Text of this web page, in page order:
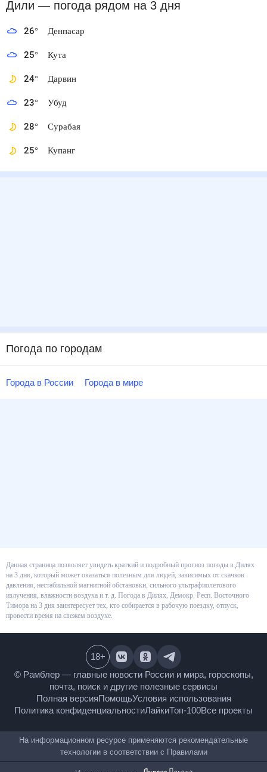
Дили — погода рядом на 3 дня
26° Денпасар
25° Кута
24° Дарвин
23° Убуд
28° Сурабая
25° Купанг
Погода по городам
Города в России Города в мире
Данная страница позволяет увидеть краткий и подробный прогноз
погоды в Дилях на 3 дня, который может оказаться полезным для людей,
зависимых от скачков давления, нестабильной магнитной обстановки,
сильного ультрафиолетового излучения, влажности воздуха и т. д.
Погода в Дилях, Демокр. Респ. Восточного Тимора на 3 дня заинтересует
тех, кто собирается в рабочую поездку, отпуск, провести время на свежем
© Рамблер — главные новости России и мира,
гороскопы, почта, поиск и другие полезные сервисы
Полная версияПомощьУсловия использования
Все проекты
18+
На информационном ресурсе применяются